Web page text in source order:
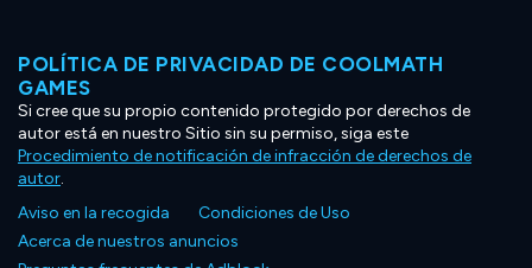
POLÍTICA DE PRIVACIDAD DE COOLMATH
GAMES
Si cree que su propio contenido protegido por derechos de
autor está en nuestro Sitio sin su permiso, siga este
Procedimiento de notificación de infracción de derechos de
autor.
Aviso en la recogida
Condiciones de Uso
Acerca de nuestros anuncios